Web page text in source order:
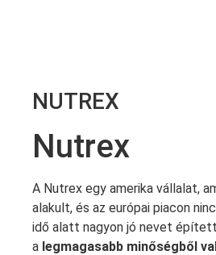
NUTREX
Nutrex
A Nutrex egy amerika vállalat,
alakult, és az európai piacon
idő alatt nagyon jó nevet
a legmagasabb minőségből